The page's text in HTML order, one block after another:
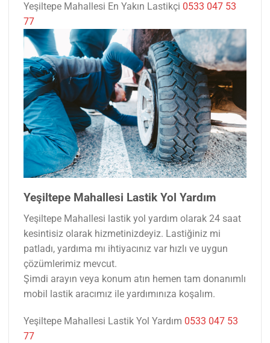
Yeşiltepe Mahallesi En Yakın Lastikçi 0533 047 53
77
Yeşiltepe Mahallesi Lastik Yol Yardım
Yeşiltepe Mahallesi lastik yol yardım olarak 24 saat
kesintisiz olarak hizmetinizdeyiz. Lastiğiniz mi
patladı, yardıma mı ihtiyacınız var hızlı ve uygun
çözümlerimiz mevcut.
Şimdi arayın veya konum atın hemen tam donanımlı
mobil lastik aracımız ile yardımınıza koşalım.
Yeşiltepe Mahallesi Lastik Yol Yardım 0533 047 53
77